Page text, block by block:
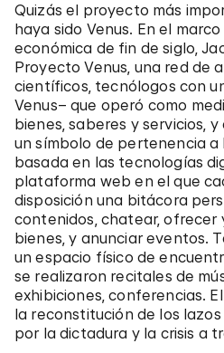
Quizás el proyecto más
haya sido Venus. En el
económica de fin de siglo,
Proyecto Venus, una red de
científicos, tecnólogos con
Venus– que operó como
bienes, saberes y servicios,
un símbolo de pertenencia a
basada en las tecnologías
plataforma web en el que
disposición una bitácora
contenidos, chatear, ofrecer
bienes, y anunciar eventos.
un espacio físico de
se realizaron recitales de
exhibiciones, conferencias.
la reconstitución de los
por la dictadura y la crisis a